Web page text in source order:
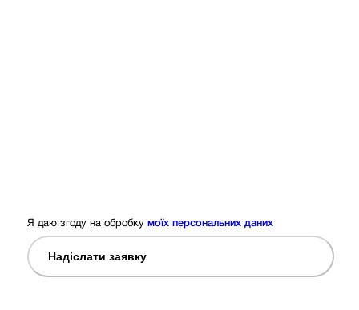
Я даю згоду на обробку моїх персональних даних
Надіслати заявку